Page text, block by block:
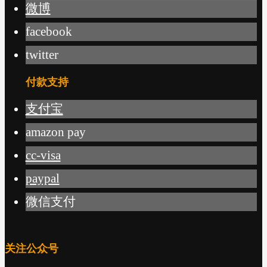
微博
facebook
twitter
付款支持
支付宝
amazon pay
cc-visa
paypal
微信支付
关注公众号